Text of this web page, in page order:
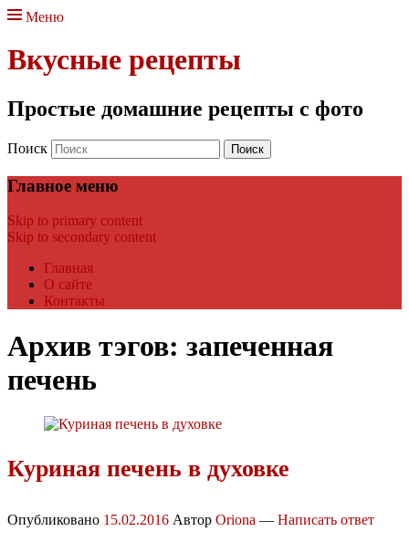
Меню
Вкусные рецепты
Простые домашние рецепты с фото
Поиск
Главное меню
Skip to primary content
Skip to secondary content
Главная
О сайте
Контакты
Архив тэгов: запеченная
печень
Куриная печень в духовке
Опубликовано 15.02.2016 Автор Oriona — Написать ответ